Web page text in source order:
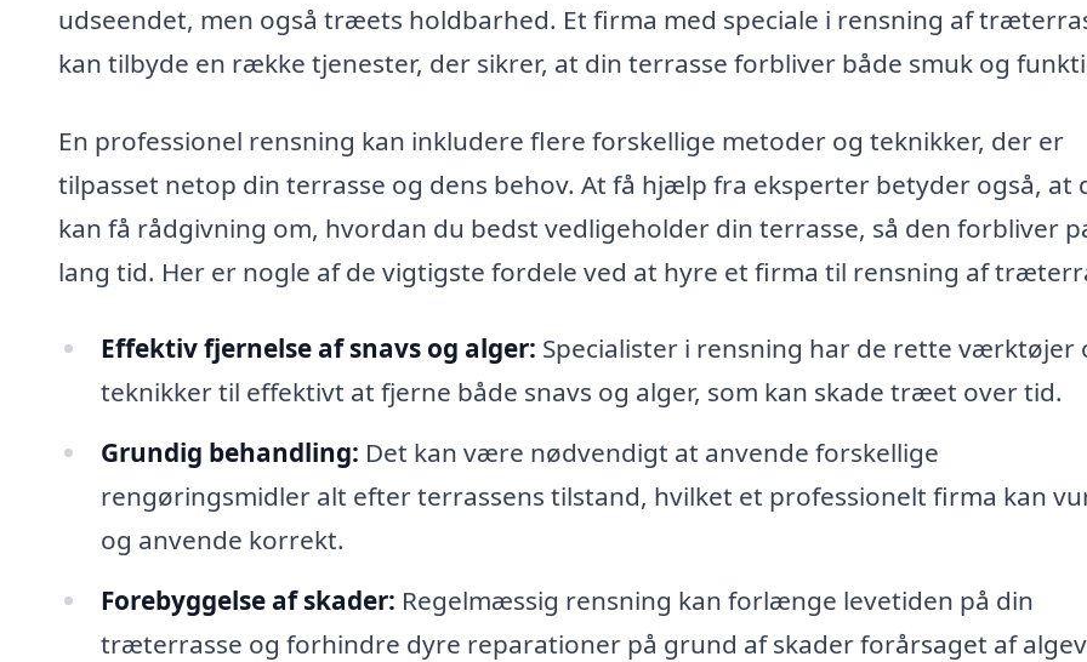
udseendet, men også træets holdbarhed. Et firma med speciale i rensning af
kan tilbyde en række tjenester, der sikrer, at din terrasse forbliver både smuk og
En professionel rensning kan inkludere flere forskellige metoder og teknikker, der er
tilpasset netop din terrasse og dens behov. At få hjælp fra eksperter betyder også, at
kan få rådgivning om, hvordan du bedst vedligeholder din terrasse, så den forbliver
lang tid. Her er nogle af de vigtigste fordele ved at hyre et firma til rensning af
Effektiv fjernelse af snavs og alger: Specialister i rensning har de rette værktøjer
teknikker til effektivt at fjerne både snavs og alger, som kan skade træet over tid.
Grundig behandling: Det kan være nødvendigt at anvende forskellige
rengøringsmidler alt efter terrassens tilstand, hvilket et professionelt firma kan
og anvende korrekt.
Forebyggelse af skader: Regelmæssig rensning kan forlænge levetiden på din
træterrasse og forhindre dyre reparationer på grund af skader forårsaget af